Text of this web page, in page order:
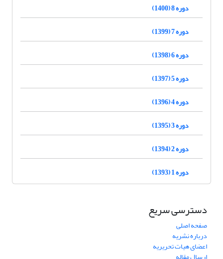
دوره 8 (1400)
دوره 7 (1399)
دوره 6 (1398)
دوره 5 (1397)
دوره 4 (1396)
دوره 3 (1395)
دوره 2 (1394)
دوره 1 (1393)
دسترسی سریع
صفحه اصلی
درباره نشریه
اعضای هیات تحریریه